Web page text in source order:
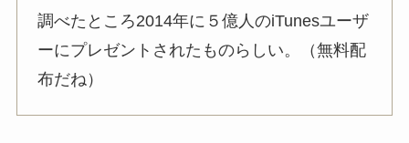
調べたところ2014年に５億人のiTunesユーザ
ーにプレゼントされたものらしい。（無料配
布だね）